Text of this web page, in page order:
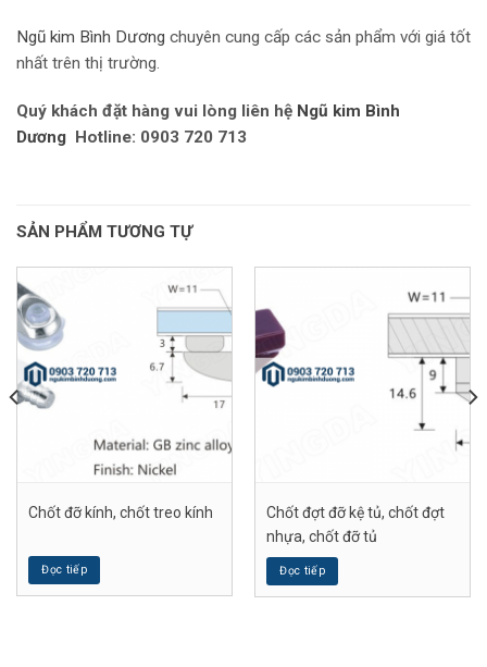
Ngũ kim Bình Dương chuyên cung cấp các sản phẩm với giá tốt
nhất trên thị trường.
Quý khách đặt hàng vui lòng liên hệ Ngũ kim Bình
Dương Hotline: 0903 720 713
SẢN PHẨM TƯƠNG TỰ
Chốt đỡ kính, chốt treo kính
Đọc tiếp
Chốt đợt đỡ kệ tủ, chốt đợt
nhựa, chốt đỡ tủ
Đọc tiếp